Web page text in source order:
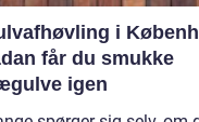
i
får du smukke
igen